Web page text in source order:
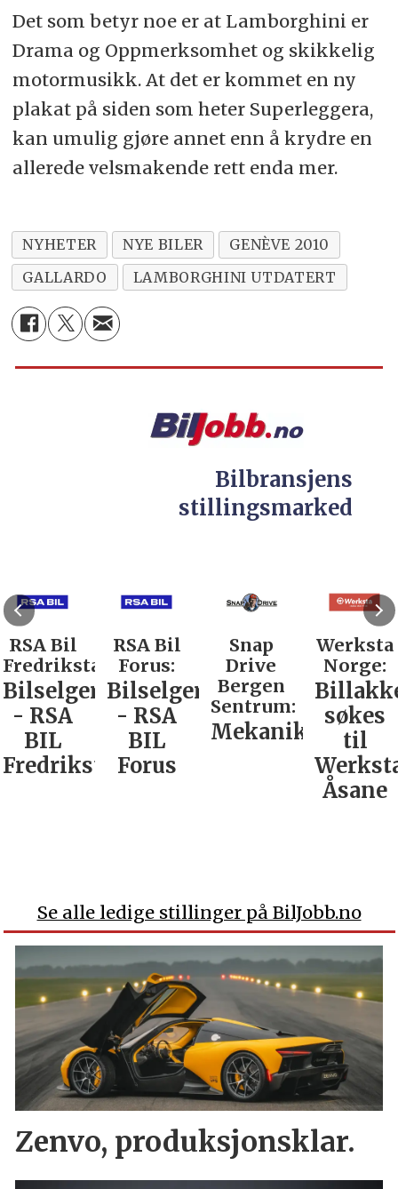
Det som betyr noe er at Lamborghini er
Drama og Oppmerksomhet og skikkelig
motormusikk. At det er kommet en ny
plakat på siden som heter Superleggera,
kan umulig gjøre annet enn å krydre en
allerede velsmakende rett enda mer.
NYHETER NYE BILER
GENÈVE 2010
GALLARDO
LAMBORGHINI UTDATERT
Bilbransjens
stillingsmarked
RSA Bil
Fredrikstad:
Bilselger
- RSA
BIL
Fredrikstad
RSA Bil
Forus:
Bilselger
- RSA
BIL
Forus
Snap
Drive
Bergen
Sentrum:
Mekaniker
Werksta
Norge:
søkes
til
Åsane
Se alle ledige stillinger på BilJobb.no
Zenvo, produksjonsklar.